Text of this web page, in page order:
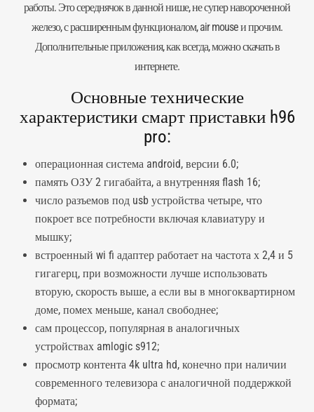
работы. Это середнячок в данной нише, не супер навороченной
железо, с расширенным функционалом, air mouse и прочим.
Дополнительные приложения, как всегда, можно скачать в
интернете.
Основные технические
характеристики смарт приставки h96
pro:
операционная система android, версии 6.0;
память ОЗУ 2 гигабайта, а внутренняя flash 16;
число разъемов под usb устройства четыре, что
покроет все потребности включая клавиатуру и
мышку;
встроенный wi fi адаптер работает на частота х 2,4 и 5
гигагерц, при возможности лучше использовать
вторую, скорость выше, а если вы в многоквартирном
доме, помех меньше, канал свободнее;
сам процессор, популярная в аналогичных
устройствах amlogic s912;
просмотр контента 4k ultra hd, конечно при наличии
современного телевизора с аналогичной поддержкой
формата;